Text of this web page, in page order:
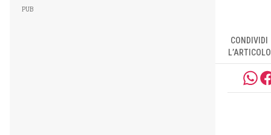
CONDIVIDI
L’ARTICOLO